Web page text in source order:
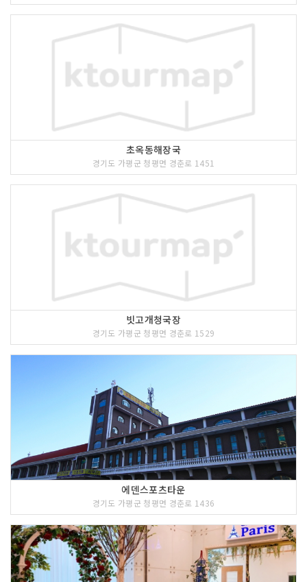
초옥동해장국
경기도 가평군 청평면 경춘로 1451
빗고개청국장
경기도 가평군 청평면 경춘로 1529
에덴스포츠타운
경기도 가평군 청평면 경춘로 1436